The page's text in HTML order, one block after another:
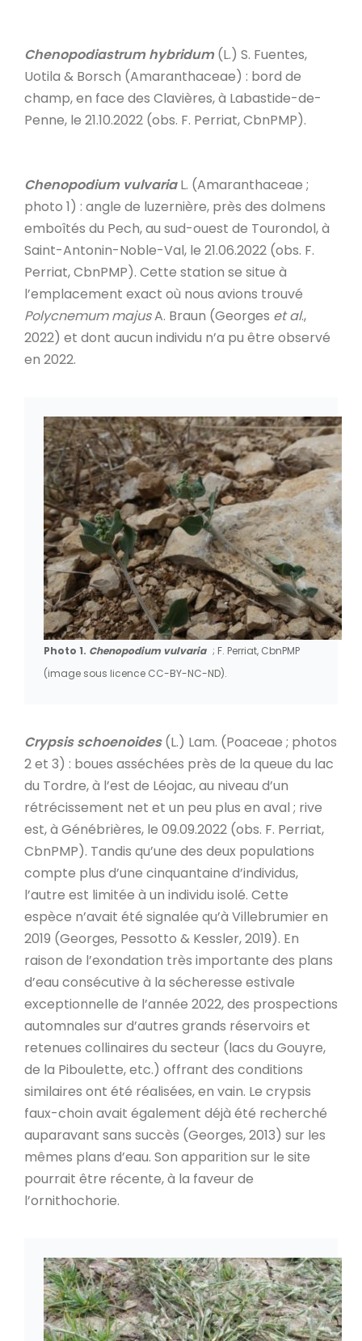
Chenopodiastrum hybridum(L.) S. Fuentes,
Uotila & Borsch (Amaranthaceae) : bord de
champ, en face des Clavières, à Labastide-de-
Penne, le 21.10.2022 (obs. F. Perriat, CbnPMP).
Chenopodium vulvariaL. (Amaranthaceae ;
photo 1) : angle de luzernière, près des dolmens
emboîtés du Pech, au sud-ouest de Tourondol, à
Saint-Antonin-Noble-Val, le 21.06.2022 (obs. F.
Perriat, CbnPMP). Cette station se situe à
l’emplacement exact où nous avions trouvé
Polycnemum majusA. Braun (Georges etal.,
2022) et dont aucun individu n’a pu être observé
en 2022.
Photo 1. Chenopodium vulvaria ; F. Perriat, CbnPMP
(image sous licence CC-BY-NC-ND).
Crypsis schoenoides(L.) Lam. (Poaceae ; photos
2 et 3) : boues asséchées près de la queue du lac
du Tordre, à l’est de Léojac, au niveau d’un
rétrécissement net et un peu plus en aval ; rive
est, à Génébrières, le 09.09.2022 (obs. F. Perriat,
CbnPMP). Tandis qu’une des deux populations
compte plus d’une cinquantaine d’individus,
l’autre est limitée à un individu isolé. Cette
espèce n’avait été signalée qu’à Villebrumier en
2019 (Georges, Pessotto & Kessler, 2019). En
raison de l’exondation très importante des plans
d’eau consécutive à la sécheresse estivale
exceptionnelle de l’année 2022, des prospections
automnales sur d’autres grands réservoirs et
retenues collinaires du secteur (lacs du Gouyre,
de la Piboulette, etc.) offrant des conditions
similaires ont été réalisées, en vain. Le crypsis
faux-choin avait également déjà été recherché
auparavant sans succès (Georges, 2013) sur les
mêmes plans d’eau. Son apparition sur le site
pourrait être récente, à la faveur de
l’ornithochorie.